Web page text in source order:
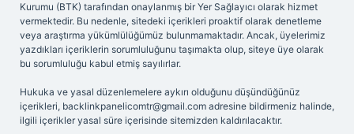
Kurumu (BTK) tarafından onaylanmış bir Yer Sağlayıcı olarak hizmet
vermektedir. Bu nedenle, sitedeki içerikleri proaktif olarak denetleme
veya araştırma yükümlülüğümüz bulunmamaktadır. Ancak, üyelerimiz
yazdıkları içeriklerin sorumluluğunu taşımakta olup, siteye üye olarak
bu sorumluluğu kabul etmiş sayılırlar.
Hukuka ve yasal düzenlemelere aykırı olduğunu düşündüğünüz
içerikleri, backlinkpanelicomtr@gmail.com adresine bildirmeniz halinde,
ilgili içerikler yasal süre içerisinde sitemizden kaldırılacaktır.